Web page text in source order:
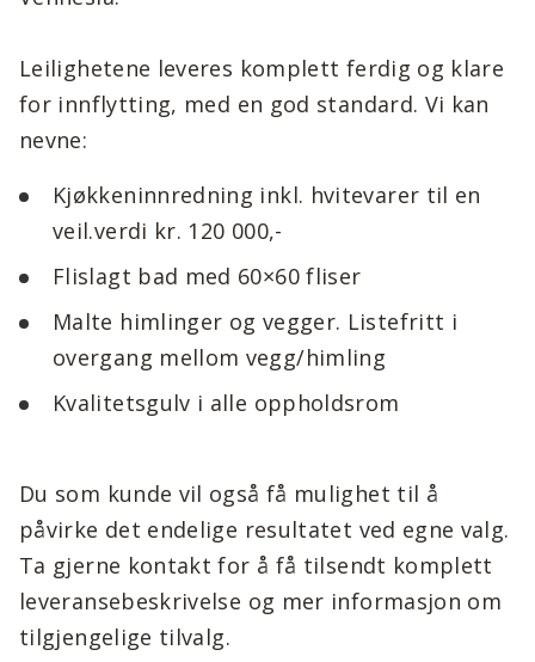
Leilighetene leveres komplett ferdig og klare
for innflytting, med en god standard. Vi kan
nevne:
Kjøkkeninnredning inkl. hvitevarer til en
veil.verdi kr. 120 000,-
Flislagt bad med 60×60 fliser
Malte himlinger og vegger. Listefritt i
overgang mellom vegg/himling
Kvalitetsgulv i alle oppholdsrom
Du som kunde vil også få mulighet til å
påvirke det endelige resultatet ved egne valg.
Ta gjerne kontakt for å få tilsendt komplett
leveransebeskrivelse og mer informasjon om
tilgjengelige tilvalg.